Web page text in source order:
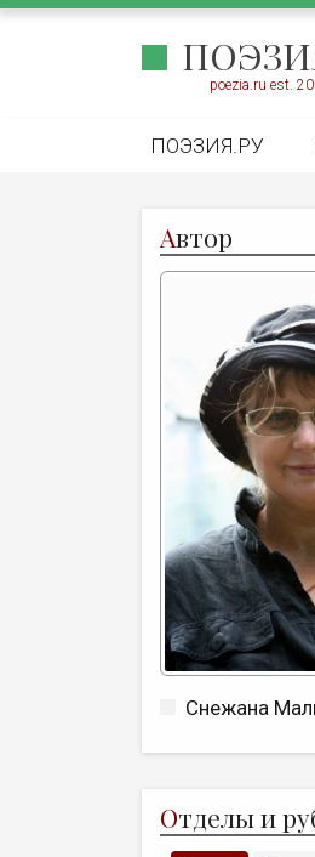
poezia.ru est.
ПОЭЗИЯ.РУ
Автор
Снежана
Отделы и